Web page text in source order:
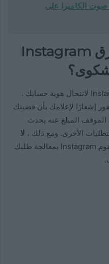
صوت الكاميرا على
كم من الوقت يستغرق Instagram
عندما تقرر تقديم شكوى على Instagram لانتحال هوية حسابك .
إشعارًا لإعلامك بأن قضيتك
الموقف المبلغ عنه يحدث
الأخرى. ومع ذلك ، لا
محدد بشكل محدد لكي يقوم Instagram بمعالجة طلبك